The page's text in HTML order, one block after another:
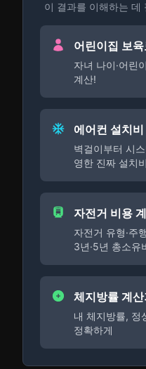
이 결과를 이해하는 데
어린이집 보
자녀 나이·어린
계산!
에어컨 설치
벽걸이부터 시
영한 진짜 설치
자전거 비용
자전거 유형·주
3년·5년 총소유
체지방률 계산
내 체지방률, 정
정확하게